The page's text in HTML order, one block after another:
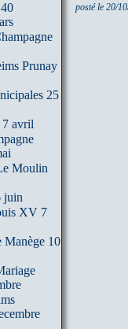
Prunay
25
7 avril
Moulin
juin
XV 7
Manège 10
posté le 20/